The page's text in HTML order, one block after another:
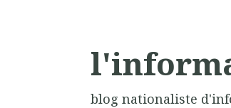
blog nationaliste